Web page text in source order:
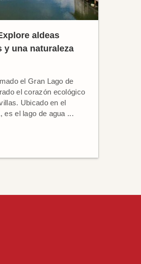
aldeas
y una naturaleza
el Gran Lago de
el corazón ecológico
Ubicado en el
es el lago de agua ...